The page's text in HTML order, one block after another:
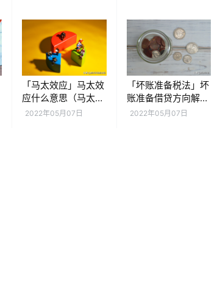
「马太效应」马太效
应什么意思（马太效
应对人的启示解析）
2022年05月07日
「坏账准备税法」坏
账准备借贷方向解析
（为什么税法可不承
2022年05月07日